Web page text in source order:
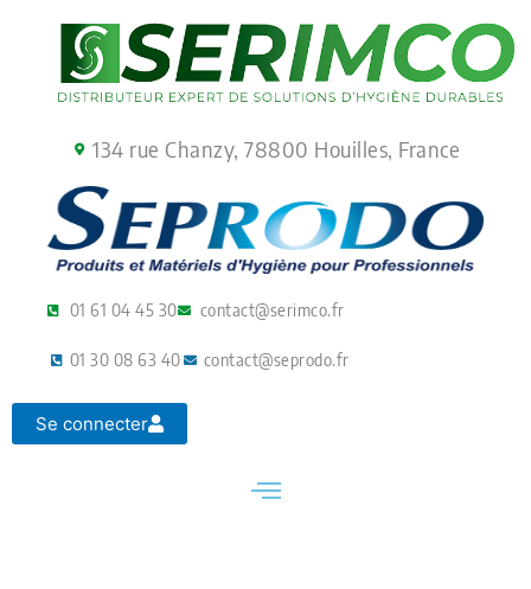
134 rue Chanzy, 78800 Houilles, France
01 61 04 45 30 contact@serimco.fr
01 30 08 63 40 contact@seprodo.fr
Se connecter